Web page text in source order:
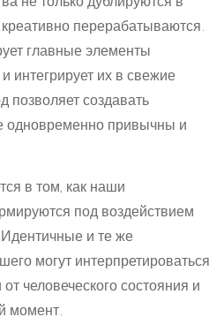
не только дублируются в
перерабатываются.
главные элементы
их в свежие
позволяет создавать
одновременно привычны и
в том, как наши
под воздействием
Идентичные и те же
могут интерпретироваться
человеческого состояния и
момент.